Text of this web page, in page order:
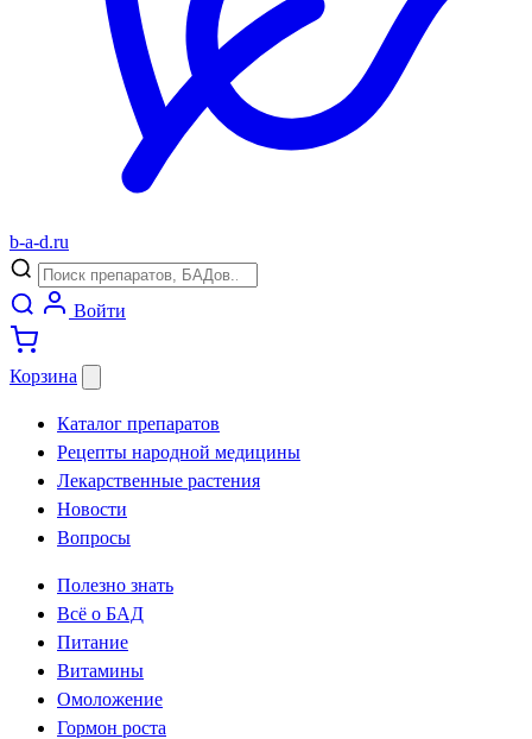
b-a-d.ru
Войти
Корзина
Каталог препаратов
Рецепты народной медицины
Лекарственные растения
Новости
Вопросы
Полезно знать
Всё о БАД
Питание
Витамины
Омоложение
Гормон роста